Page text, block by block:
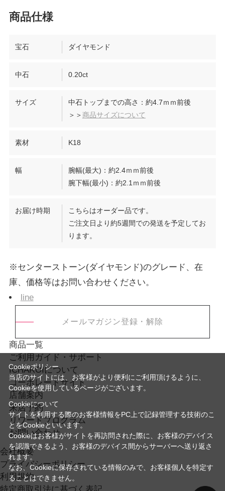
宝石 ダイヤモンド
中石 0.20ct
サイズ
中石トップまでの高さ：約4.7ｍｍ前後
＞＞商品サイズについて
素材 K18
幅
腕幅(最大)：約2.4ｍｍ前後
腕下幅(最小)：約2.1ｍｍ前後
お届け時期
こちらはオーダー品です。
ご注文日より約5週間での発送を予定してお
ります。
※センターストーン(ダイヤモンド)のグレード、在
庫、価格等はお問い合わせください。
line
メールマガジン登録・解除
商品一覧
ご利用ガイド・サポート
ICHAROIについて
コーポレートサイト
店舗案内
来店予約
リワードプログラム
お問い合わせ
会社概要
プライバシーポリシー
利用規約
特定商取引法に基づく表記
Cookieポリシー
当店のサイトには、お客様がより便利にご利用頂けるように、
Cookieを使用しているページがございます。
Cookieについて
サイトを利用する際のお客様情報をPC上で記録管理する技術のこ
とをCookieといいます。
Cookieはお客様がサイトを再訪問された際に、お客様のデバイス
を認識できるよう、お客様のデバイス間からサーバーへ送り返さ
れます。
なお、Cookieに保存されている情報のみで、お客様個人を特定す
ることはできません。